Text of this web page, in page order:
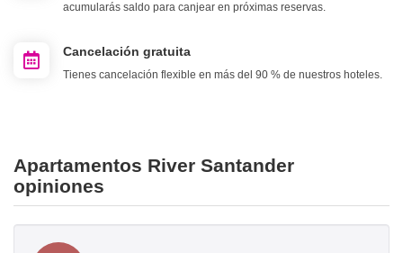
acumularás saldo para canjear en próximas reservas.
Cancelación gratuita
Tienes cancelación flexible en más del 90 % de nuestros hoteles.
Apartamentos River Santander
opiniones